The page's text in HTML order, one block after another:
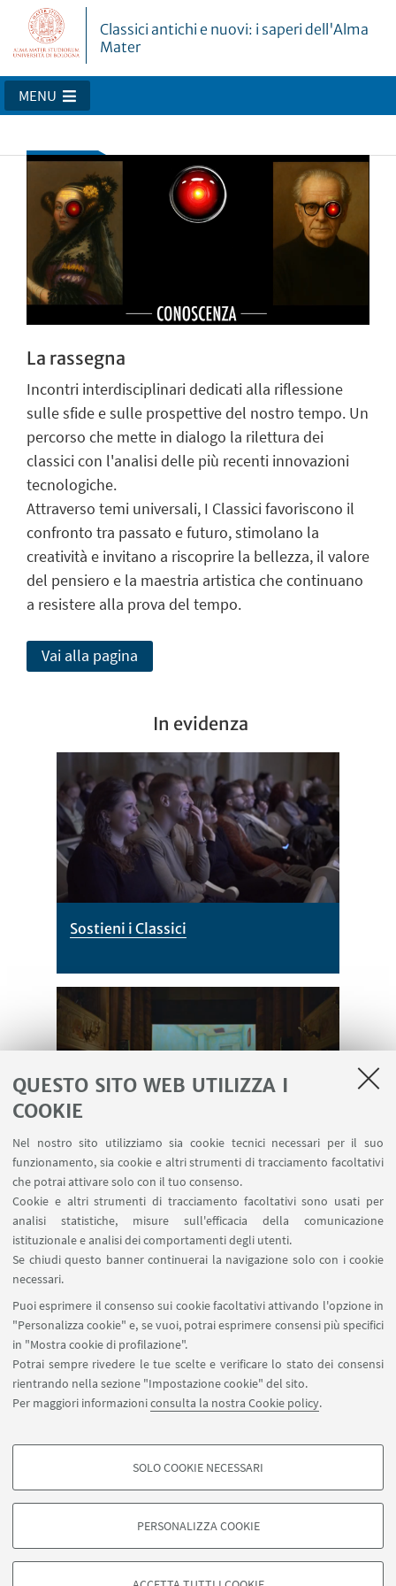
QUESTO SITO WEB UTILIZZA I
COOKIE
Nel nostro sito utilizziamo sia cookie tecnici necessari per il suo
funzionamento, sia cookie e altri strumenti di tracciamento facoltativi
che potrai attivare solo con il tuo consenso.
Cookie e altri strumenti di tracciamento facoltativi sono usati per
analisi statistiche, misure sull'efficacia della comunicazione
istituzionale e analisi dei comportamenti degli utenti.
Se chiudi questo banner continuerai la navigazione solo con i cookie
necessari.
Puoi esprimere il consenso sui cookie facoltativi attivando l'opzione in
"Personalizza cookie" e, se vuoi, potrai esprimere consensi più specifici
in "Mostra cookie di profilazione".
Potrai sempre rivedere le tue scelte e verificare lo stato dei consensi
rientrando nella sezione "Impostazione cookie" del sito.
Per maggiori informazioniconsulta la nostra Cookie policy.
COOKIE DI PROFILAZIONE - FACOLTATIVI
degli utenti, creare profili in base al loro comportamento sul sito, per analisi
di marketing.
SOLO COOKIE NECESSARI
PERSONALIZZA COOKIE
Classici antichi e nuovi: i saperi dell'Alma
Mater
MENU
La rassegna
Incontri interdisciplinari dedicati alla riflessione
sulle sfide e sulle prospettive del nostro tempo. Un
percorso che mette in dialogo la rilettura dei
classici con l'analisi delle più recenti innovazioni
tecnologiche.
Attraverso temi universali, I Classici favoriscono il
confronto tra passato e futuro, stimolano la
creatività e invitano a riscoprire la bellezza, il valore
del pensiero e la maestria artistica che continuano
a resistere alla prova del tempo.
Vai alla pagina
In evidenza
Sostieni i Classici
Rivedi le edizioni passate
Alma Mater Studiorum, via Zamboni 33, Palazzo Poggi
eventi@unibo.it